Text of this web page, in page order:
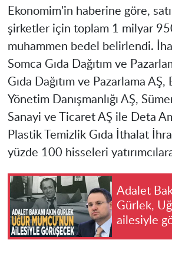
Ekonomim'in haberine göre,
şirketler için toplam 1 milyar
muhammen bedel belirlendi.
Somca Gıda Dağıtım ve
Gıda Dağıtım ve Pazarlama AŞ,
Yönetim Danışmanlığı AŞ,
Sanayi ve Ticaret AŞ ile Deta
Plastik Temizlik Gıda İthalat
yüzde 100 hisseleri
Adalet
Gürlek,
ailesiyle